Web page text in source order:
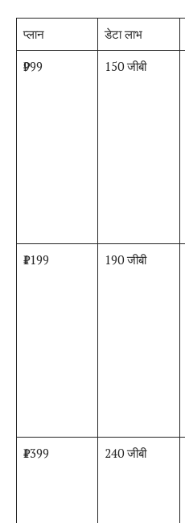
प्लान डेटा लाभ
₹999
150 जीबी
₹1199
190 जीबी
₹1399
240 जीबी